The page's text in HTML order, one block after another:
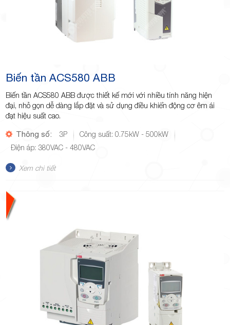
TP.HCM
Biến tần ACS580 ABB
Biến tần ACS580 ABB được thiết kế mới với nhiều tính năng hiện
đại, nhỏ gọn dễ dàng lắp đặt và sử dụng điều khiển động cơ êm ái
đạt hiệu suất cao.
Thông số: 3P
Công suất: 0.75kW - 500kW
Điện áp: 380VAC - 480VAC
Xem chi tiết